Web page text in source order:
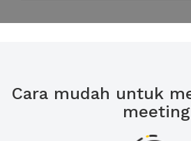
Cara mudah untuk
meeting